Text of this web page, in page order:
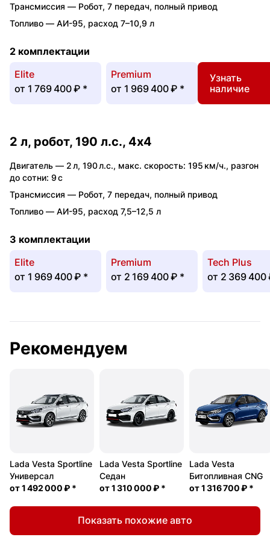
Трансмиссия — Робот, 7 передач, полный привод
Топливо — АИ-95, расход 7–10,9 л
2 комплектации
Elite
от 1 769 400 ₽ *
Premium
от 1 969 400 ₽ *
Узнать
наличие
2 л, робот, 190 л.с., 4x4
Двигатель — 2 л, 190 л.с., макс. скорость: 195 км/ч., разгон
до сотни: 9 с
Трансмиссия — Робот, 7 передач, полный привод
Топливо — АИ-95, расход 7,5–12,5 л
3 комплектации
Elite
от 1 969 400 ₽ *
Premium
от 2 169 400 ₽ *
Tech Plus
от 2 369
Рекомендуем
Lada Vesta Sportline
Универсал
от1 492 000 ₽ *
Lada Vesta Sportline
Седан
от1 310 000 ₽ *
Lada Vesta
Битопливная CNG
от1 316 700 ₽ *
Показать похожие авто